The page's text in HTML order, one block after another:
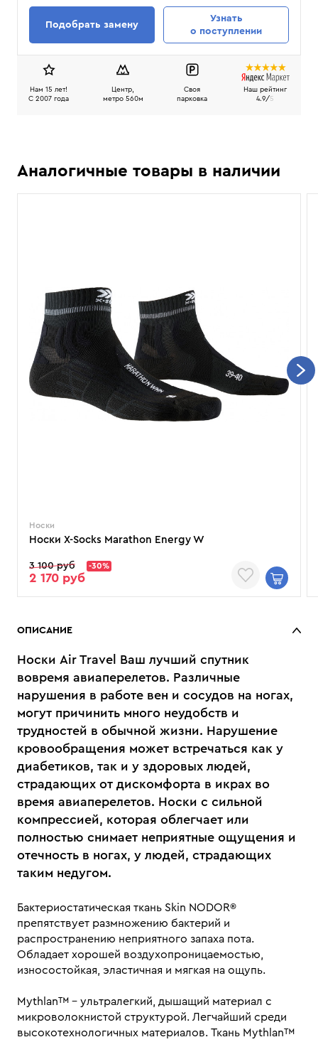
Подобрать замену
Узнать
о поступлении
Нам 15 лет!
C 2007 года
Центр,
метро 560м
Своя
парковка
Наш рейтинг
4.9/5
Аналогичные товары в наличии
Носки
Носки X-Socks Marathon Energy W
3 100 руб -30%
2 170 руб
ОПИСАНИЕ
Носки Air Travel Ваш лучший спутник
вовремя авиаперелетов. Различные
нарушения в работе вен и сосудов на ногах,
могут причинить много неудобств и
трудностей в обычной жизни. Нарушение
кровообращения может встречаться как у
диабетиков, так и у здоровых людей,
страдающих от дискомфорта в икрах во
время авиаперелетов. Носки с сильной
компрессией, которая облегчает или
полностью снимает неприятные ощущения и
отечность в ногах, у людей, страдающих
таким недугом.
Бактериостатическая ткань Skin NODOR®
препятствует размножению бактерий и
распространению неприятного запаха пота.
Обладает хорошей воздухопроницаемостью,
износостойкая, эластичная и мягкая на ощупь.
Mythlan™ - ультралегкий, дышащий материал с
микроволокнистой структурой. Легчайший среди
высокотехнологичных материалов. Ткань Mythlan™